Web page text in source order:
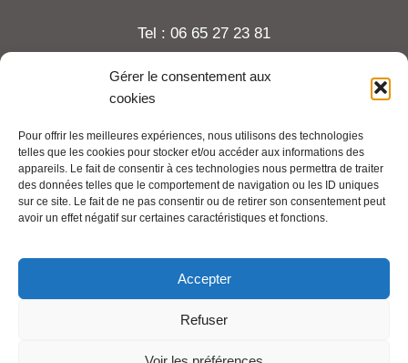
Gérer le consentement aux
cookies
Pour offrir les meilleures expériences, nous utilisons des technologies
telles que les cookies pour stocker et/ou accéder aux informations des
appareils. Le fait de consentir à ces technologies nous permettra de traiter
des données telles que le comportement de navigation ou les ID uniques
sur ce site. Le fait de ne pas consentir ou de retirer son consentement peut
avoir un effet négatif sur certaines caractéristiques et fonctions.
Accepter
Refuser
Tel : 06 65 27 23 81
compte-fonction.cfdt@michelin.com
Mentions légales
Pour aller plus loin :
Cfdt.fr
Se syndiquer en ligne
Nous contacter